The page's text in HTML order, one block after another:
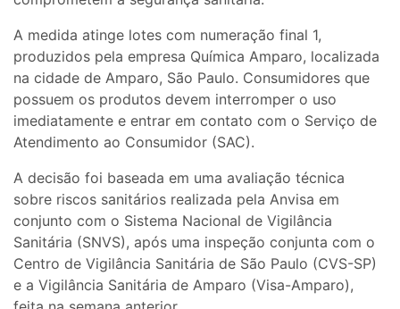
A medida atinge lotes com numeração final 1,
produzidos pela empresa Química Amparo, localizada
na cidade de Amparo, São Paulo. Consumidores que
possuem os produtos devem interromper o uso
imediatamente e entrar em contato com o Serviço de
Atendimento ao Consumidor (SAC).
A decisão foi baseada em uma avaliação técnica
sobre riscos sanitários realizada pela Anvisa em
conjunto com o Sistema Nacional de Vigilância
Sanitária (SNVS), após uma inspeção conjunta com o
Centro de Vigilância Sanitária de São Paulo (CVS-SP)
e a Vigilância Sanitária de Amparo (Visa-Amparo),